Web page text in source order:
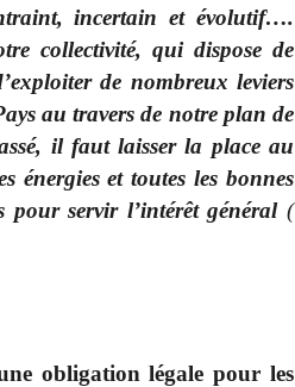
incertain et évolutif….
collectivité, qui dispose de
de nombreux leviers
au travers de notre plan de
il faut laisser la place au
énergies et toutes les bonnes
pour servir l’intérêt général(
obligation légale pour les